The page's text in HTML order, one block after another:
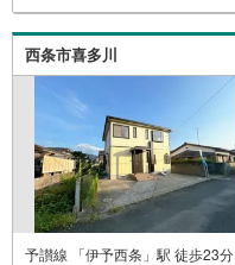
西条市喜多川
予讃線 「伊予西条」駅 徒歩23分